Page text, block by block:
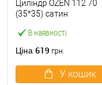
В наявності
Циліндр OZEN 112 70
(35*35) сатин
Ціна 619 грн.
У кошик